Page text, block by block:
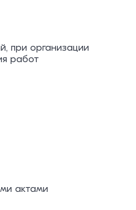
при организации
работ
актами